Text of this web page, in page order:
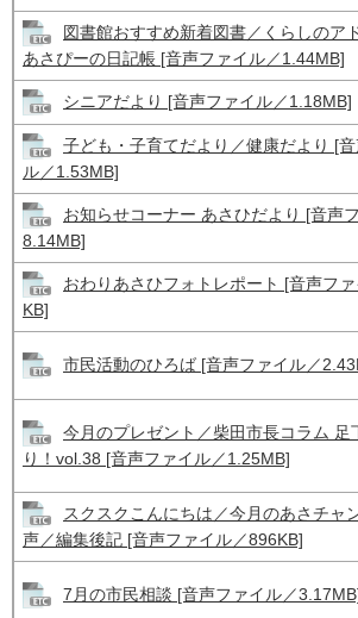
図書館おすすめ新着図書／くらしのア
あさぴーの日記帳 [音声ファイル／1.44MB]
シニアだより [音声ファイル／1.18MB]
子ども・子育てだより／健康だより [音
ル／1.53MB]
お知らせコーナー あさひだより [音声
8.14MB]
おわりあさひフォトレポート [音声フ
KB]
市民活動のひろば [音声ファイル／
今月のプレゼント／柴田市長コラム 足
り！vol.38 [音声ファイル／1.25MB]
スクスクこんにちは／今月のあさチャ
声／編集後記 [音声ファイル／896KB]
7月の市民相談 [音声ファイル／